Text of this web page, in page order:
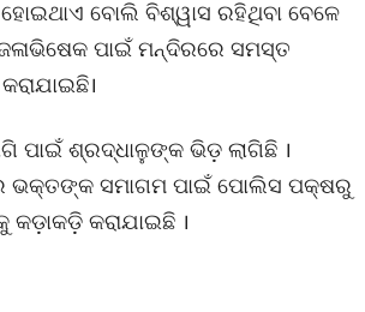
ବୋଲି ବିଶ୍ୱାସ ରହିଥିବା ବେଳେ
ପାଇଁ ମନ୍ଦିରରେ ସମସ୍ତ
ପାଇଁ ଶ୍ରଦ୍ଧାଳୁଙ୍କ ଭିଡ଼ ଲାଗିଛି ।
ଭକ୍ତଙ୍କ ସମାଗମ ପାଇଁ ପୋଲିସ ପକ୍ଷରୁ
କରାଯାଇଛି ।